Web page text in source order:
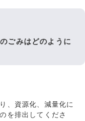
ごみはどのように
、資源化、減量化に
を排出してくださ